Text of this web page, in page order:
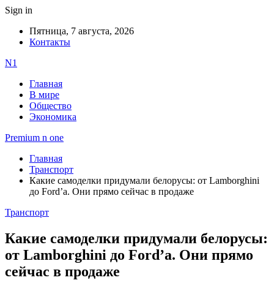
Sign in
Пятница, 7 августа, 2026
Контакты
N1
Главная
В мире
Общество
Экономика
Premium n one
Главная
Транспорт
Какие самоделки придумали белорусы: от Lamborghini
до Ford’a. Они прямо сейчас в продаже
Транспорт
Какие самоделки придумали белорусы:
от Lamborghini до Ford’a. Они прямо
сейчас в продаже